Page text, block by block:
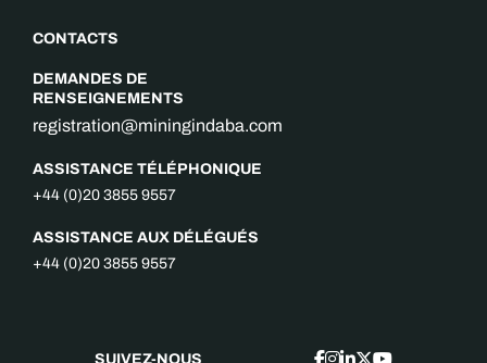
CONTACTS
DEMANDES DE
RENSEIGNEMENTS
registration@miningindaba.com
ASSISTANCE TÉLÉPHONIQUE
+44 (0)20 3855 9557
ASSISTANCE AUX DÉLÉGUÉS
+44 (0)20 3855 9557